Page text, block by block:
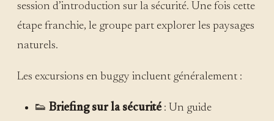
session d’introduction sur la sécurité. Une fois cette
étape franchie, le groupe part explorer les paysages
naturels.
Les excursions en buggy incluent généralement :
👟 Briefing sur la sécurité: Un guide